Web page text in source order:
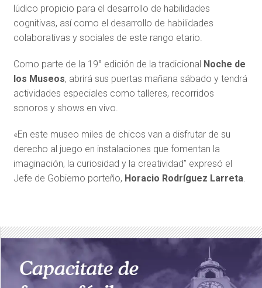
lúdico propicio para el desarrollo de habilidades
cognitivas, así como el desarrollo de habilidades
colaborativas y sociales de este rango etario.
Como parte de la 19° edición de la tradicional Noche de
los Museos, abrirá sus puertas mañana sábado y tendrá
actividades especiales como talleres, recorridos
sonoros y shows en vivo.
«En este museo miles de chicos van a disfrutar de su
derecho al juego en instalaciones que fomentan la
imaginación, la curiosidad y la creatividad” expresó el
Jefe de Gobierno porteño, Horacio Rodríguez Larreta.